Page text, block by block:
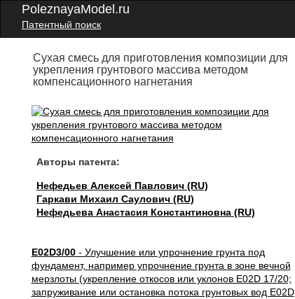
PoleznayaModel.ru
Патентный поиск
Сухая смесь для приготовления композиции для
укрепления грунтового массива методом
компенсационного нагнетания
Авторы патента:
Нефедьев Алексей Павлович (RU)
Гаркави Михаил Саулович (RU)
Нефедьева Анастасия Константиновна (RU)
E02D3/00- Улучшение или упрочнение грунта под
фундамент, например упрочнение грунта в зоне вечной
мерзлоты (укрепление откосов или уклонов E02D 17/20;
запруживание или остановка потока грунтовых вод E02D